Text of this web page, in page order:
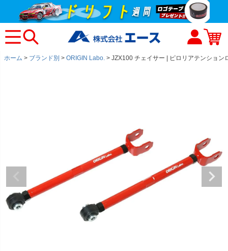
ホーム ブランド別 ORIGIN Labo. JZX100 チェイサー | ピロリアテンション